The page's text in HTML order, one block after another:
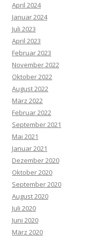
April 2024
Januar 2024
Juli 2023
April 2023
Februar 2023
November 2022
Oktober 2022
August 2022
März 2022
Februar 2022
September 2021
Mai 2021
Januar 2021
Dezember 2020
Oktober 2020
September 2020
August 2020
Juli 2020
Juni 2020
März 2020